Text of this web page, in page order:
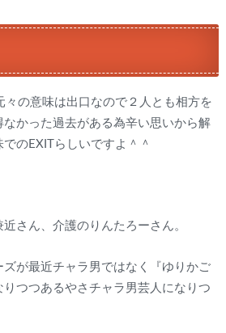
々の意味は出口なので２人とも相方を
かった過去がある為辛い思いから解
のEXITらしいですよ＾＾
さん、介護のりんたろーさん。
ズが最近チャラ男ではなく『ゆりかご
つつあるやさチャラ男芸人になりつ